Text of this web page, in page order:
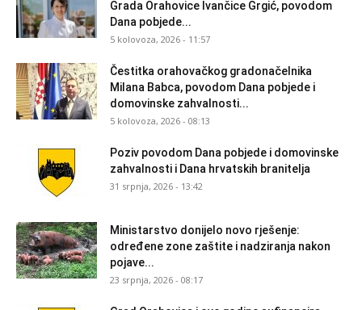
Grada Orahovice Ivančice Grgić, povodom
Dana pobjede...
5 kolovoza, 2026 - 11:57
Čestitka orahovačkog gradonačelnika
Milana Babca, povodom Dana pobjede i
domovinske zahvalnosti...
5 kolovoza, 2026 - 08:13
Poziv povodom Dana pobjede i domovinske
zahvalnosti i Dana hrvatskih branitelja
31 srpnja, 2026 - 13:42
Ministarstvo donijelo novo rješenje:
određene zone zaštite i nadziranja nakon
pojave...
23 srpnja, 2026 - 08:17